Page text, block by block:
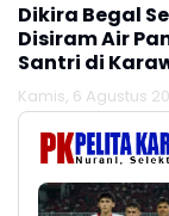
Dikira Begal
Disiram Air
Santri di
Terluka Akibat
Oknum Linmas
Kamis, 6 Agustus